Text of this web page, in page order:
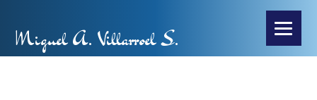
Miguel A. Villarroel S.